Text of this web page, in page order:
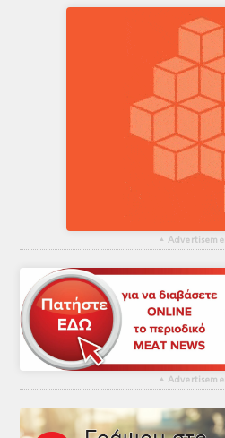
▴
▴